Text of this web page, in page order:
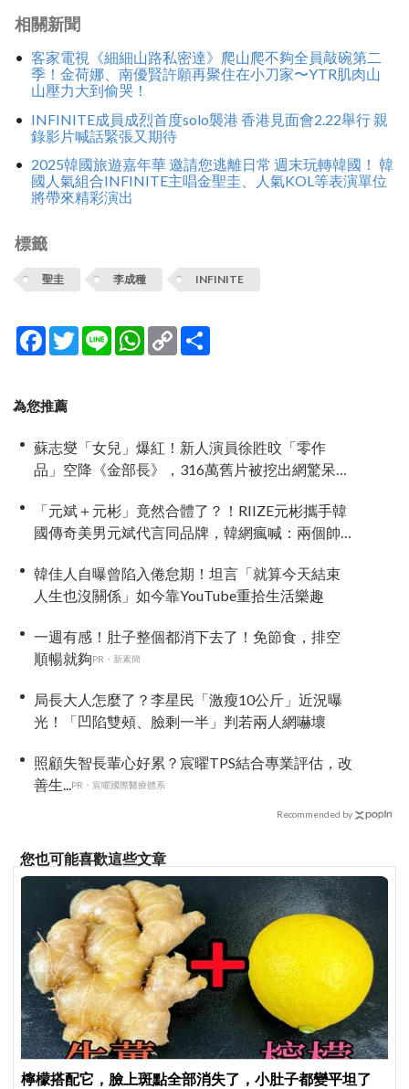
相關新聞
客家電視《細細山路私密達》爬山爬不夠全員敲碗第二
季！金荷娜、南優賢許願再聚住在小刀家〜YTR肌肉山
山壓力大到偷哭！
INFINITE成員成烈首度solo襲港 香港見面會2.22舉行 親
錄影片喊話緊張又期待
2025韓國旅遊嘉年華 邀請您逃離日常 週末玩轉韓國！ 韓
國人氣組合INFINITE主唱金聖圭、人氣KOL等表演單位
將帶來精彩演出
標籤
聖圭 李成種 INFINITE
Facebook
TwitterLine WhatsApp
Copy
Link
為您推薦
蘇志燮「女兒」爆紅！新人演員徐貹旼「零作
品」空降《金部長》，316萬舊片被挖出網驚呆：
「元斌＋元彬」竟然合體了？！RIIZE元彬攜手韓
國傳奇美男元斌代言同品牌，韓網瘋喊：兩個帥
韓佳人自曝曾陷入倦怠期！坦言「就算今天結束
人生也沒關係」如今靠YouTube重拾生活樂趣
一週有感！肚子整個都消下去了！免節食，排空
順暢就夠PR・新素簡
局長大人怎麼了？李星民「激瘦10公斤」近況曝
光！「凹陷雙頰、臉剩一半」判若兩人網嚇壞
照顧失智長輩心好累？宸曜TPS結合專業評估，改
善生...
PR・宸曜國際醫療體系
Recommended by
您也可能喜歡這些文章
檸檬搭配它，臉上斑點全部消失了，小肚子都變平坦了